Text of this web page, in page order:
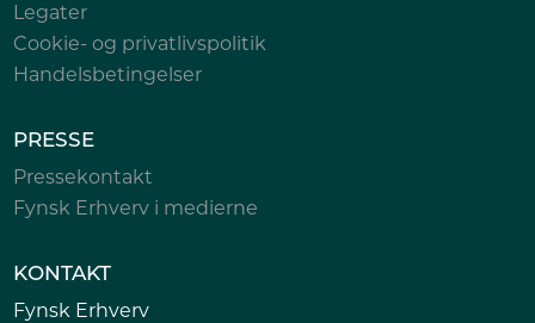
Legater
Cookie- og privatlivspolitik
Handelsbetingelser
PRESSE
Pressekontakt
Fynsk Erhverv i medierne
KONTAKT
Fynsk Erhverv